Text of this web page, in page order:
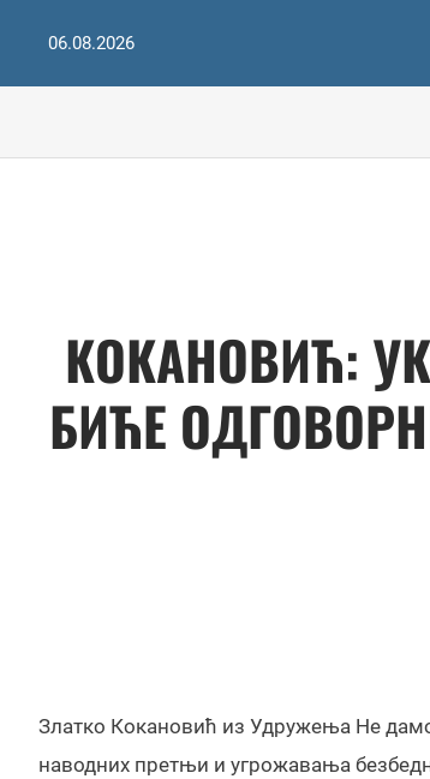
06.08.2026
КОКАНОВИЋ:
БИЋЕ
Златко Кокановић из Удружења Не дамо
наводних претњи и угрожавања